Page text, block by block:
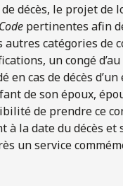
de décès, le projet de
Code pertinentes afin
catégories de
un congé
en cas de décès
de son époux,
de prendre ce
à la date du décès
un service